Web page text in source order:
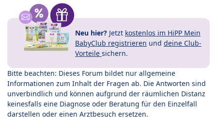
Neu hier? Jetzt kostenlos im HiPP Mein
BabyClub registrieren und deine Club-
Vorteile sichern.
Bitte beachten: Dieses Forum bildet nur allgemeine
Informationen zum Inhalt der Fragen ab. Die Antworten sind
unverbindlich und können aufgrund der räumlichen Distanz
keinesfalls eine Diagnose oder Beratung für den Einzelfall
darstellen oder einen Arztbesuch ersetzen.